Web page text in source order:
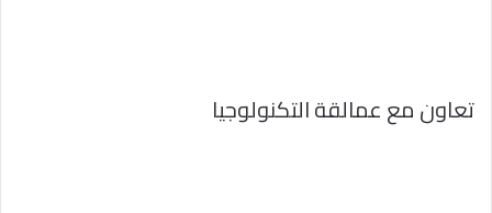
تعاون مع عمالقة التكنولوجيا